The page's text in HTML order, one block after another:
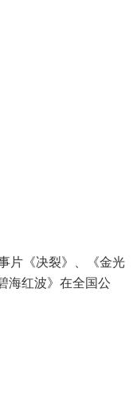
片《决裂》、《金光
海红波》在全国公